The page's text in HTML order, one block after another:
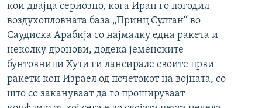
кои двајца сериозно, кога Иран го погодил
воздухопловната база „Принц Султан“ во
Саудиска Арабија со најмалку една ракета и
неколку дронови, додека јеменските
бунтовници Хути ги лансирале своите први
ракети кон Израел од почетокот на војната, со
што се закануваат да го прошируваат